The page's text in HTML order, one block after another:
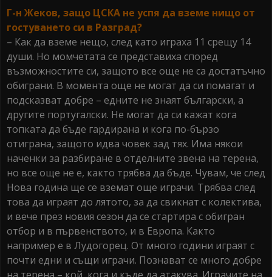
Г-н Жеков, защо ЦСКА не успя да вземе нищо от
гостуването си в Разград?
– Как да вземе нещо, след като играха 11 срещу 14
души. Но момчетата се представиха според
възможностите си, защото все още не са достатъчно
обиграни. В момента още не могат да си помагат и
подсказват добре – едните не знаят български, а
другите португалски. Не могат да си кажат кога
топката да бъде гардирана и кога по-бързо
отиграна, защото идва човек зад тях. Има някои
наченки за разбиране в отделните звена на терена,
но все още не е, както трябва да бъде. Чувам, че след
Нова година ще се вземат още играчи. Трябва след
това да играят до лятото, за да свикнат с колектива,
и вече през новия сезон да се стартира с обигран
отбор и в първенството, и в Европа. Както
например е в Лудогорец. От много години играят с
почти едни и същи играчи. Познават се много добре